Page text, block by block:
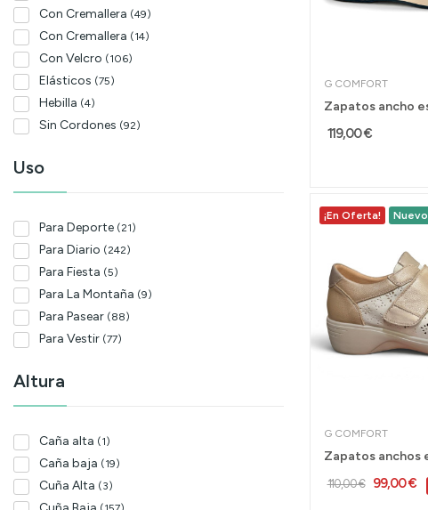
Con Cremallera (49)
Con Cremallera (14)
Con Velcro (106)
Elásticos (75)
Hebilla (4)
Sin Cordones (92)
Uso
Para Deporte (21)
Para Diario (242)
Para Fiesta (5)
Para La Montaña (9)
Para Pasear (88)
Para Vestir (77)
Altura
Caña alta (1)
Caña baja (19)
Cuña Alta (3)
G COMFORT
119,00 €
¡En Oferta! Nuevo
G COMFORT
110,00 € 99,00 €